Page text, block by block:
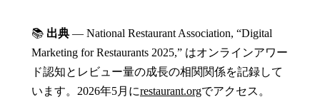
📚 出典 — National Restaurant Association, “Digital
Marketing for Restaurants 2025,” はオンラインアワー
ド認知とレビュー量の成長の相関関係を記録して
います。2026年5月にrestaurant.orgでアクセス。